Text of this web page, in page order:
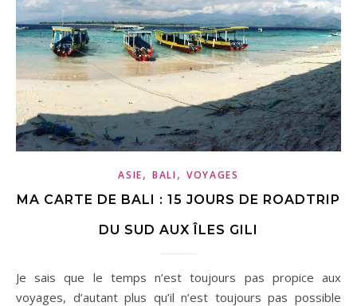
ASIE,BALI, VOYAGES
MA CARTE DE BALI : 15 JOURS DE ROADTRIP
DU SUD AUX ÎLES GILI
Je sais que le temps n’est toujours pas propice aux
voyages, d’autant plus qu’il n’est toujours pas possible